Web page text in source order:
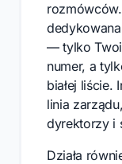
— tylko Twoi
numer, a
białej liście.
linia
dyrektorzy i
Działa